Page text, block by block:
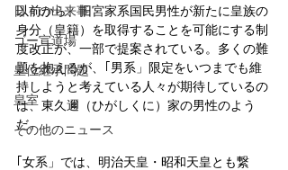
日々の出来事
ゴー宣道場
皇位継承問題
皇室
その他のニュース
以前から、旧宮家系国民男性が新たに皇族の
身分（皇籍）を取得することを可能にする制
度改正が、一部で提案されている。多くの難
題を抱えるが、｢男系」限定をいつまでも維
持しようと考えている人々が期待しているの
は、東久邇（ひがしくに）家の男性のよう
だ。
｢女系」では、明治天皇・昭和天皇とも繋